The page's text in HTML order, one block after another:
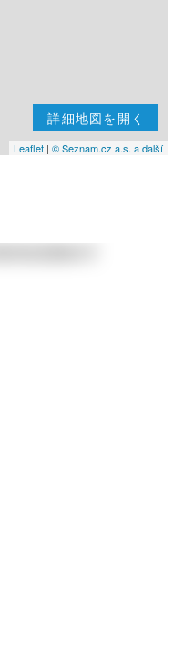
詳細地図を開く
Leaflet | © Seznam.cz a.s. a další